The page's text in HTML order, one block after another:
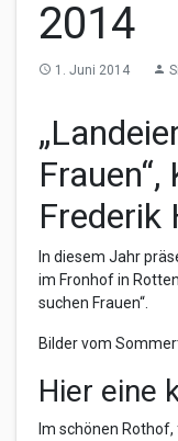
2014
access_time 1. Juni 2014 person
Frederik
In diesem Jahr
im Fronhof in
suchen Frauen“.
Bilder vom
Hier eine
Im schönen